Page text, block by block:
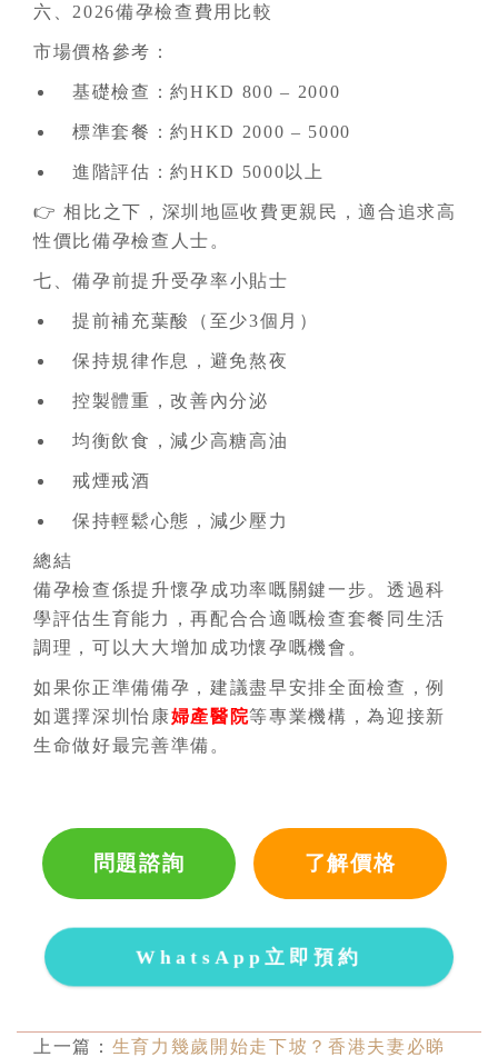
六、2026備孕檢查費用比較
市場價格參考：
基礎檢查：約HKD 800 – 2000
標準套餐：約HKD 2000 – 5000
進階評估：約HKD 5000以上
👉 相比之下，深圳地區收費更親民，適合追求高
性價比備孕檢查人士。
七、備孕前提升受孕率小貼士
提前補充葉酸（至少3個月）
保持規律作息，避免熬夜
控製體重，改善內分泌
均衡飲食，減少高糖高油
戒煙戒酒
保持輕鬆心態，減少壓力
總結
備孕檢查係提升懷孕成功率嘅關鍵一步。透過科
學評估生育能力，再配合合適嘅檢查套餐同生活
調理，可以大大增加成功懷孕嘅機會。
如果你正準備備孕，建議盡早安排全面檢查，例
如選擇深圳怡康婦產醫院等專業機構，為迎接新
生命做好最完善準備。
問題諮詢 了解價格
WhatsApp立即預約
上一篇： 生育力幾歲開始走下坡？香港夫妻必睇